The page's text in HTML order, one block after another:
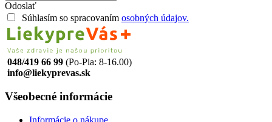
Odoslať
Súhlasím so spracovaním osobných údajov.
048/419 66 99 (Po-Pia: 8-16.00)
info@liekyprevas.sk
Všeobecné informácie
Informácie o nákupe